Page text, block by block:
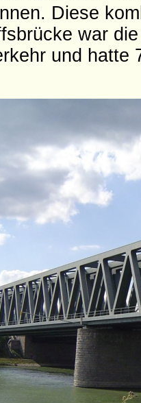
Diese
war
und hatte